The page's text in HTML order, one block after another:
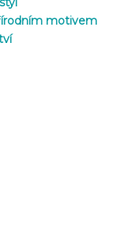
motivem